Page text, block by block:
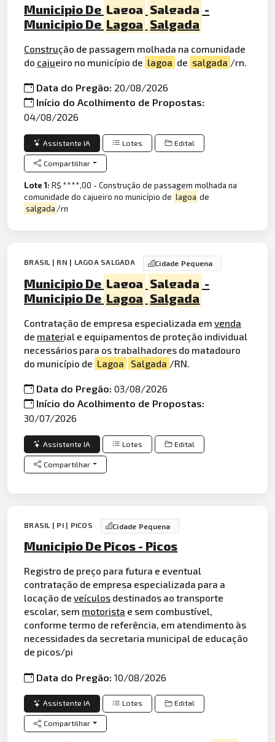
Municipio De Lagoa Salgada -
Municipio De Lagoa Salgada
Construção de passagem molhada na comunidade
do cajueiro no município de lagoa de salgada /rn.
Data do Pregão: 20/08/2026
Início do Acolhimento de Propostas:
04/08/2026
Assistente IA Lotes Edital
Compartilhar
Lote 1:R$ ****,00 - Construção de passagem molhada na
comunidade do cajueiro no município de lagoa de
salgada /rn
BRASIL | RN | LAGOA SALGADA Cidade Pequena
Municipio De Lagoa Salgada -
Municipio De Lagoa Salgada
Contratação de empresa especializada emvenda
de material e equipamentos de proteção individual
necessários para os trabalhadores do matadouro
do município de Lagoa Salgada /RN.
Data do Pregão:03/08/2026
Início do Acolhimento de Propostas:
30/07/2026
Assistente IA Lotes Edital
Compartilhar
BRASIL | PI | PICOS Cidade Pequena
Municipio De Picos - Picos
Registro de preço para futura e eventual
contratação de empresa especializada para a
locação deveículos destinados ao transporte
escolar, sem motorista e sem combustível,
conforme termo de referência, em atendimento às
necessidades da secretaria municipal de educação
de picos/pi
Data do Pregão:10/08/2026
Assistente IA Lotes Edital
Compartilhar